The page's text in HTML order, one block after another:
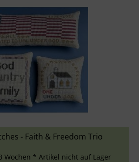
- Faith & Freedom Trio
Wochen * Artikel nicht auf Lager